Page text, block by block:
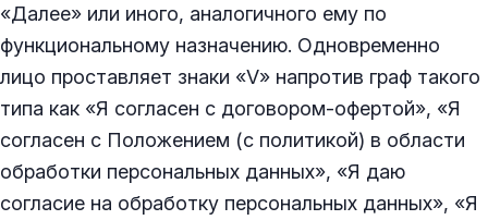
«Далее» или иного, аналогичного ему по
функциональному назначению. Одновременно
лицо проставляет знаки «V» напротив граф такого
типа как «Я согласен с договором-офертой», «Я
согласен с Положением (с политикой) в области
обработки персональных данных», «Я даю
согласие на обработку персональных данных», «Я